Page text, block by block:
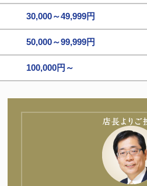
30,000～49,999円
50,000～99,999円
100,000円～